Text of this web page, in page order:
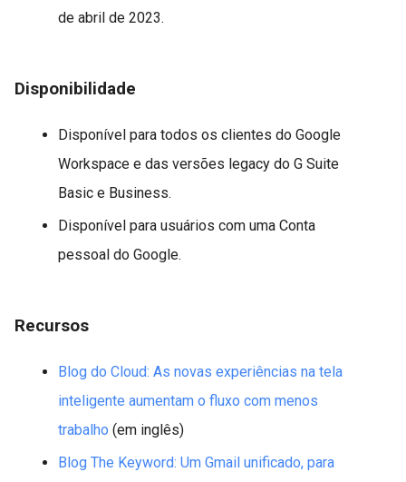
de abril de 2023.
Disponibilidade
Disponível para todos os clientes do Google
Workspace e das versões legacy do G Suite
Basic e Business.
Disponível para usuários com uma Conta
pessoal do Google.
Recursos
Blog do Cloud: As novas experiências na tela
inteligente aumentam o fluxo com menos
trabalho (em inglês)
Blog The Keyword: Um Gmail unificado, para